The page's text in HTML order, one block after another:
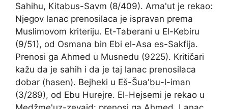
Sahihu, Kitabus-Savm (8/409). Arna'ut je rekao:
Njegov lanac prenosilaca je ispravan prema
Muslimovom kriteriju. Et-Taberani u El-Kebiru
(9/51), od Osmana bin Ebi el-Asa es-Sakfija.
Prenosi ga Ahmed u Musnedu (9225). Kritičari
kažu da je sahih i da je taj lanac prenosilaca
dobar (hasen). Bejheki u Eš-Šua'bu-l-iman
(3/289), od Ebu Hurejre. El-Hejsemi je rekao u